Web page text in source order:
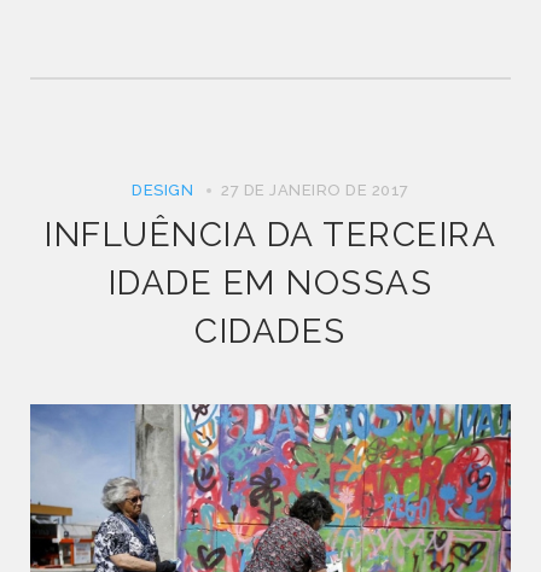
DESIGN 27 DE JANEIRO DE 2017
INFLUÊNCIA DA TERCEIRA
IDADE EM NOSSAS
CIDADES